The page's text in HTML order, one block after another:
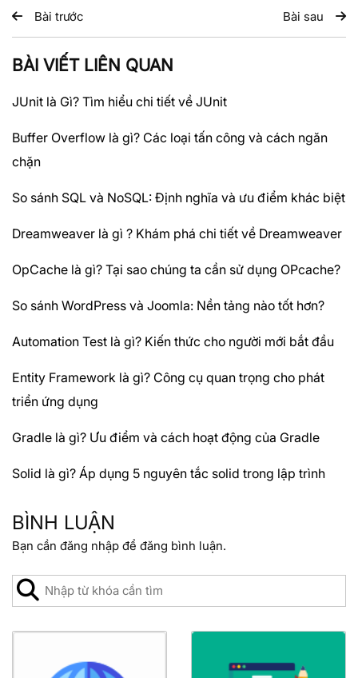
Bài trước
Bài sau
BÀI VIẾT LIÊN QUAN
JUnit là Gì? Tìm hiểu chi tiết về JUnit
Buffer Overflow là gì? Các loại tấn công và cách ngăn
chặn
So sánh SQL và NoSQL: Định nghĩa và ưu điểm khác biệt
Dreamweaver là gì ? Khám phá chi tiết về Dreamweaver
OpCache là gì? Tại sao chúng ta cần sử dụng OPcache?
So sánh WordPress và Joomla: Nền tảng nào tốt hơn?
Automation Test là gì? Kiến thức cho người mới bắt đầu
Entity Framework là gì? Công cụ quan trọng cho phát
triển ứng dụng
Gradle là gì? Ưu điểm và cách hoạt động của Gradle
Solid là gì? Áp dụng 5 nguyên tắc solid trong lập trình
BÌNH LUẬN
Bạn cần đăng nhập để đăng bình luận.